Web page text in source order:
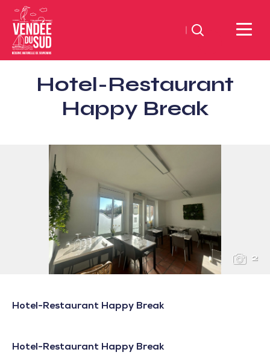
Sud
Vendée
TourismusSüd
Suchen
Hotel-Restaurant
Happy Break
2
Hotel-Restaurant Happy Break
Hotel-Restaurant Happy Break